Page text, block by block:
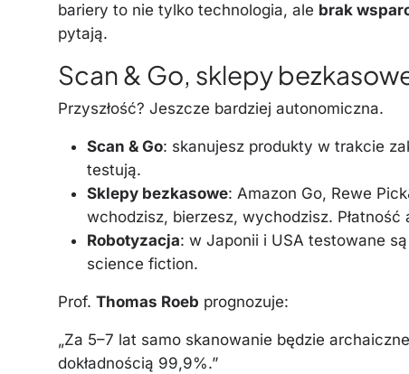
bariery to nie tylko technologia, ale brak
pytają.
Scan & Go, sklepy
Przyszłość? Jeszcze bardziej autonomiczna.
Scan & Go: skanujesz produkty w trakcie
testują.
Sklepy bezkasowe: Amazon Go, Rewe
wchodzisz, bierzesz, wychodzisz. Płatność
Robotyzacja: w Japonii i USA testowane
science fiction.
Prof. Thomas Roeb prognozuje:
„Za 5–7 lat samo skanowanie będzie
dokładnością 99,9%.”